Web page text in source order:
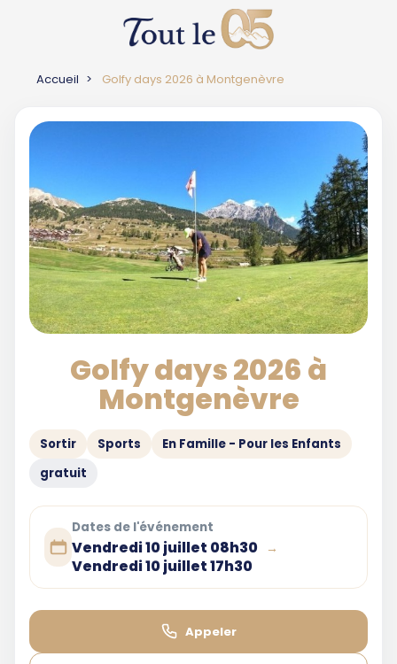
Accueil Golfy days 2026 à Montgenèvre
Golfy days 2026 à
Montgenèvre
Sortir Sports
En Famille - Pour les Enfants
gratuit
Dates de l'événement
Vendredi 10 juillet 08h30 →
Vendredi 10 juillet 17h30
Appeler